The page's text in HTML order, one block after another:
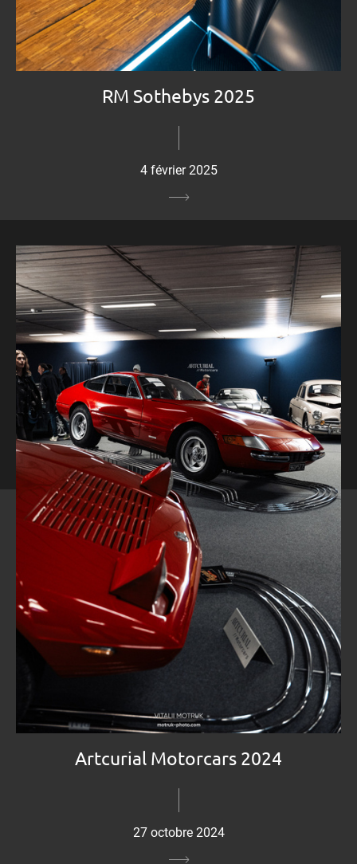
RM Sothebys 2025
4 février 2025
Artcurial Motorcars 2024
27 octobre 2024